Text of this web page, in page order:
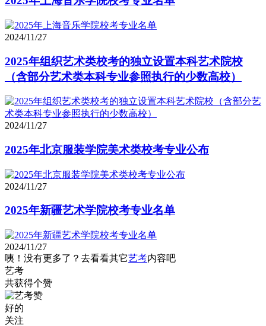
2024/11/27
2025年组织艺术类校考的独立设置本科艺术院校
（含部分艺术类本科专业参照执行的少数高校）
2024/11/27
2025年北京服装学院美术类校考专业公布
2024/11/27
2025年新疆艺术学院校考专业名单
2024/11/27
咦！没有更多了？去看看其它艺考内容吧
艺考
共获得个赞
好的
关注